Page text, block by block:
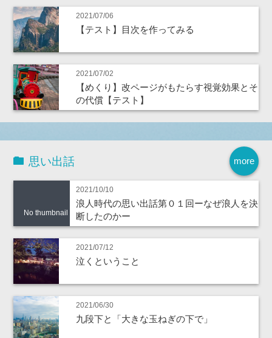
2021/07/06
【テスト】目次を作ってみる
2021/07/02
【めくり】改ページがもたらす視覚効果とそ
の代償【テスト】
more
思い出話
No thumbnail
2021/10/10
浪人時代の思い出話第０１回ーなぜ浪人を決
断したのかー
2021/07/12
泣くということ
2021/06/30
九段下と「大きな玉ねぎの下で」